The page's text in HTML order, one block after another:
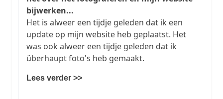
bijwerken...
Het is alweer een tijdje geleden dat ik een
update op mijn website heb geplaatst. Het
was ook alweer een tijdje geleden dat ik
überhaupt foto's heb gemaakt.
Lees verder >>